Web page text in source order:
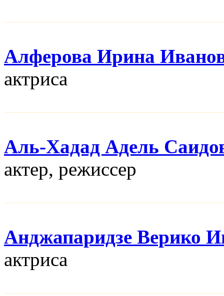
Алферова Ирина
актриса
Аль-Хадад Адель
актер, режисcер
Анджапаридзе Верико
актриса